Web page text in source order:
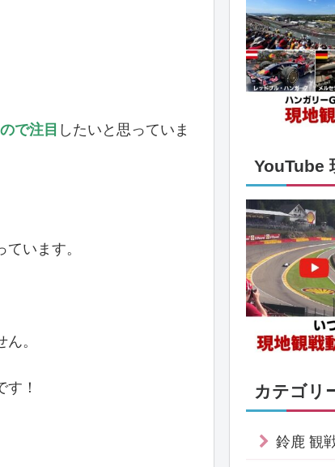
で注目 したいと思っていま
ています。
。
す！
YouTube
カテゴリ
鈴鹿 観